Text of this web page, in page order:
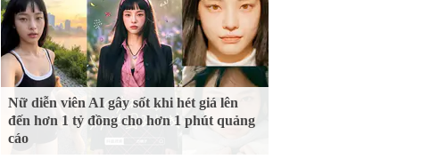
Nữ diễn viên AI gây sốt khi hét giá lên
đến hơn 1 tỷ đồng cho hơn 1 phút quảng
cáo